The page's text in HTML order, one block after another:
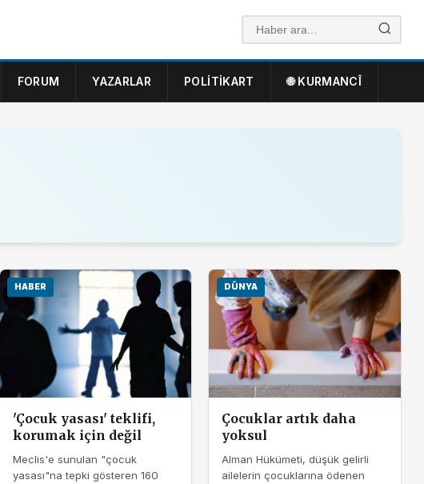
FORUM YAZARLAR POLITIKART 🌐 KURMANCÎ
HABER
'Çocuk yasası' teklifi,
korumak için değil
Meclis'e sunulan "çocuk
yasası"na tepki gösteren 160
DÜNYA
Çocuklar artık daha
yoksul
Alman Hükümeti, düşük gelirli
ailelerin çocuklarına ödenen